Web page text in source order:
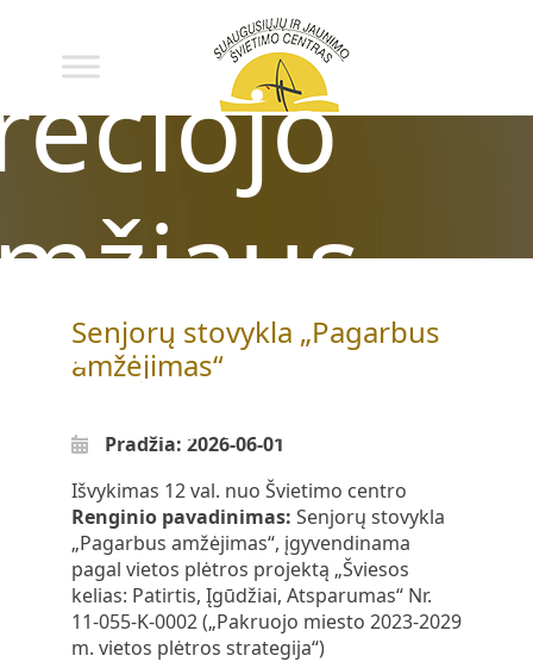
Senjorų stovykla „Pagarbus
amžėjimas“
Pradžia: 2026-06-01
Išvykimas 12 val. nuo Švietimo centro
Renginio pavadinimas: Senjorų stovykla
„Pagarbus amžėjimas“, įgyvendinama
pagal vietos plėtros projektą „Šviesos
kelias: Patirtis, Įgūdžiai, Atsparumas“ Nr.
11-055-K-0002 („Pakruojo miesto 2023-2029
m. vietos plėtros strategija“)